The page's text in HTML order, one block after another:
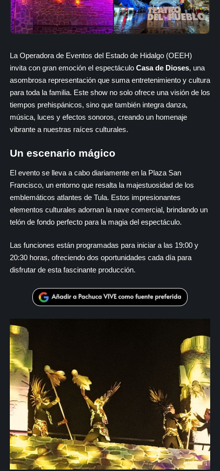
La Operadora de Eventos del Estado de Hidalgo (OEEH)
invita con gran emoción el espectáculo Casa de Dioses, una
asombrosa representación que suma entretenimiento y cultura
para toda la familia. Este show no solo ofrece una visión de los
tiempos prehispánicos, sino que también integra danza,
música, luces y efectos sonoros, creando un homenaje
vibrante a nuestras raíces culturales.
Un escenario mágico
El evento se lleva a cabo diariamente en la Plaza San
Francisco, un entorno que resalta la majestuosidad de los
emblemáticos atlantes de Tula. Estos impresionantes
elementos culturales adornan la nave comercial, brindando un
telón de fondo perfecto para la magia del espectáculo.
Las funciones están programadas para iniciar a las 19:00 y
20:30 horas, ofreciendo dos oportunidades cada día para
disfrutar de esta fascinante producción.